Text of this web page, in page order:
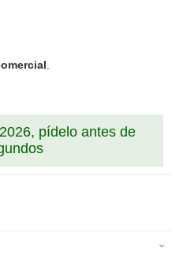
.
pídelo antes de